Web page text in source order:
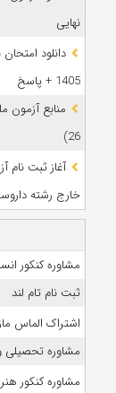
نهایی
دانلود
1405 + پاسخ
26)
آغاز ثبت نام
خارج رشته
مشاوره کنکور
ثبت نام تام لند
اشتراک الماس
مشاوره تحصیلی
مشاوره کنکور هنر